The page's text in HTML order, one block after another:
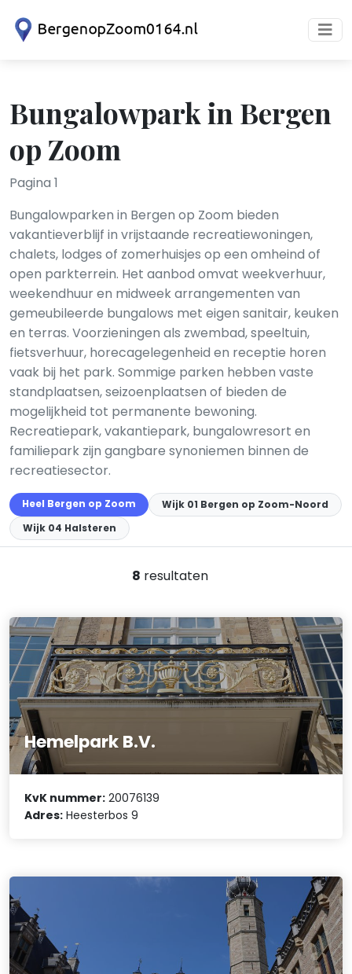
Bungalowpark in Bergen
op Zoom
Pagina 1
Bungalowparken in Bergen op Zoom bieden
vakantieverblijf in vrijstaande recreatiewoningen,
chalets, lodges of zomerhuisjes op een omheind of
open parkterrein. Het aanbod omvat weekverhuur,
weekendhuur en midweek arrangementen van
gemeubileerde bungalows met eigen sanitair, keuken
en terras. Voorzieningen als zwembad, speeltuin,
fietsverhuur, horecagelegenheid en receptie horen
vaak bij het park. Sommige parken hebben vaste
standplaatsen, seizoenplaatsen of bieden de
mogelijkheid tot permanente bewoning.
Recreatiepark, vakantiepark, bungalowresort en
familiepark zijn gangbare synoniemen binnen de
recreatiesector.
Heel Bergen op Zoom
Wijk 01 Bergen op Zoom-Noord
Wijk 04 Halsteren
8 resultaten
Hemelpark B.V.
KvK nummer: 20076139
Adres: Heesterbos 9